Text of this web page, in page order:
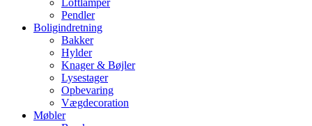
Loftlamper
Pendler
Boligindretning
Bakker
Hylder
Knager & Bøjler
Lysestager
Opbevaring
Vægdecoration
Møbler